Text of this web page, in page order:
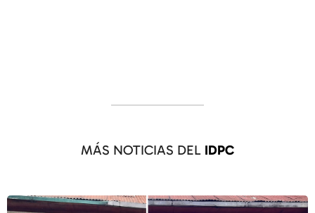
MÁS NOTICIAS DEL IDPC